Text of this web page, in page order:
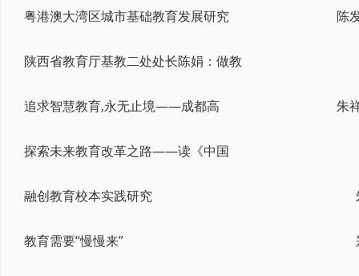
粤港澳大湾区城市基础教育发展研究 陈
陕西省教育厅基教二处处长陈娟：做教
追求智慧教育,永无止境——成都高
探索未来教育改革之路——读《中国
融创教育校本实践研究
教育需要“慢慢来”